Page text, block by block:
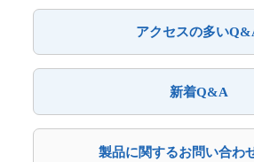
アクセスの多い
新着Q&A
製品に関するお問い合わ